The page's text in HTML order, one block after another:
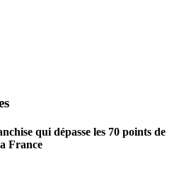
qui dépasse les 70 points de
France